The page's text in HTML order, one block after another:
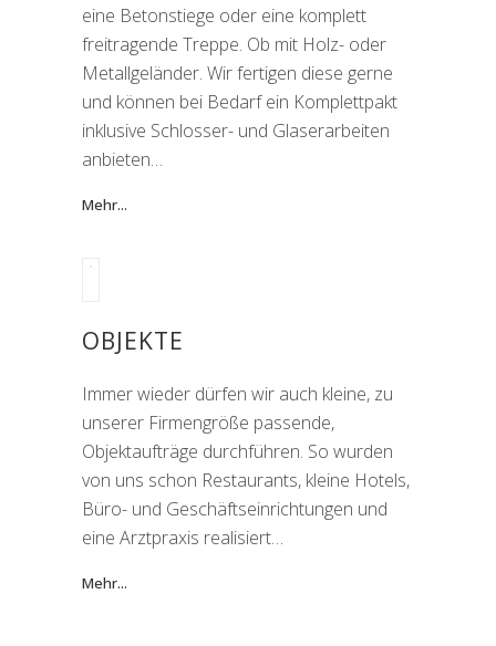
eine Betonstiege oder eine komplett
freitragende Treppe. Ob mit Holz- oder
Metallgeländer. Wir fertigen diese gerne
und können bei Bedarf ein Komplettpakt
inklusive Schlosser- und Glaserarbeiten
anbieten…
Mehr...
OBJEKTE
Immer wieder dürfen wir auch kleine, zu
unserer Firmengröße passende,
Objektaufträge durchführen. So wurden
von uns schon Restaurants, kleine Hotels,
Büro- und Geschäftseinrichtungen und
eine Arztpraxis realisiert…
Mehr...